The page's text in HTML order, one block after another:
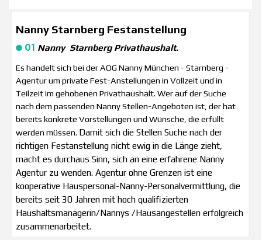
Nanny Starnberg Festanstellung
01 Nanny Starnberg Privathaushalt.
Es handelt sich bei der AOG Nanny München - Starnberg -
Agentur um private Fest-Anstellungen in Vollzeit und in
Teilzeit im gehobenen Privathaushalt. Wer auf der Suche
nach dem passenden Nanny Stellen-Angeboten ist, der hat
bereits konkrete Vorstellungen und Wünsche, die erfüllt
werden müssen. Damit sich die Stellen Suche nach der
richtigen Festanstellung nicht ewig in die Länge zieht,
macht es durchaus Sinn, sich an eine erfahrene Nanny
Agentur zu wenden. Agentur ohne Grenzen ist eine
kooperative Hauspersonal-Nanny-Personalvermittlung, die
bereits seit 30 Jahren mit hoch qualifizierten
Haushaltsmanagerin/Nannys /Hausangestellen erfolgreich
zusammenarbeitet.